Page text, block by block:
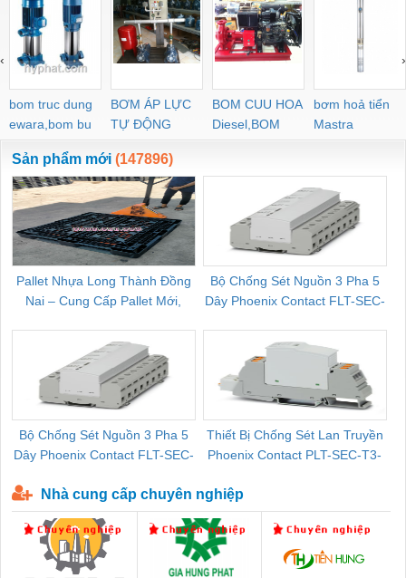
bom truc dung
ewara,bom bu
ewara
BƠM ÁP LỰC
TỰ ĐỘNG
BOM CUU HOA
Diesel,BOM
CHUA CHAY
bơm hoả tiển
Mastra
‹ ›
Sản phẩm mới (147896)
Pallet Nhựa Long Thành Đồng
Nai – Cung Cấp Pallet Mới,
Bộ Chống Sét Nguồn 3 Pha 5
Dây Phoenix Contact FLT-SEC-
Bộ Chống Sét Nguồn 3 Pha 5
Dây Phoenix Contact FLT-SEC-
Thiết Bị Chống Sét Lan Truyền
Phoenix Contact PLT-SEC-T3-
Nhà cung cấp chuyên nghiệp